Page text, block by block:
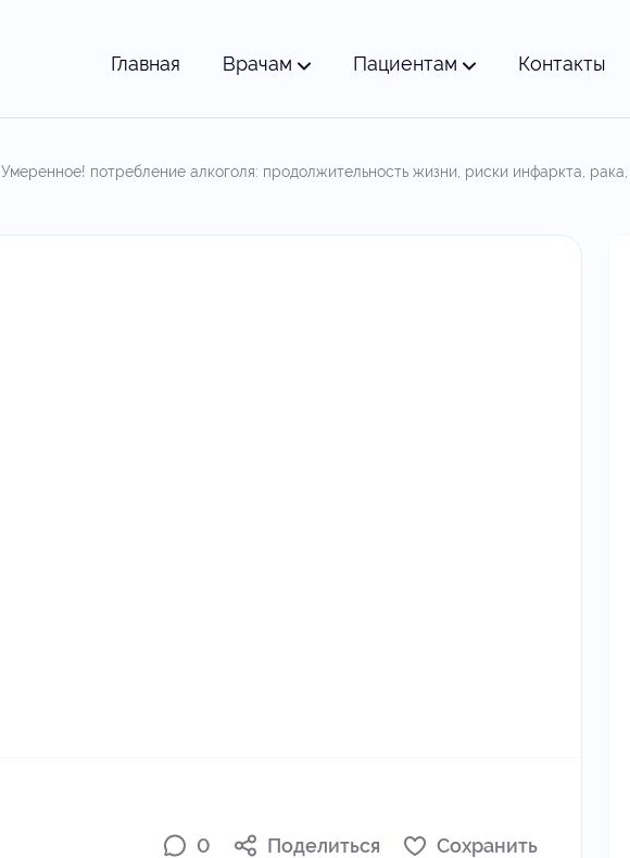
Главная Врачам Пациентам Контакты
Умеренное! потребление алкоголя: продолжительность жизни, риски инфаркта, рака,
0 Поделиться Сохранить